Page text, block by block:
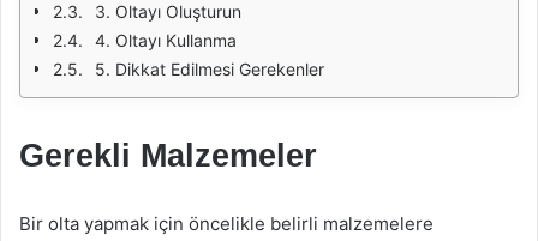
3. Oltayı Oluşturun
4. Oltayı Kullanma
5. Dikkat Edilmesi Gerekenler
Gerekli Malzemeler
Bir olta yapmak için öncelikle belirli malzemelere